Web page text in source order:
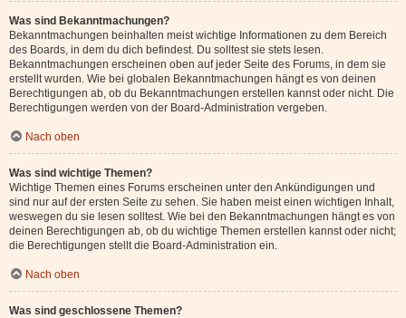
Was sind Bekanntmachungen?
Bekanntmachungen beinhalten meist wichtige Informationen zu dem Bereich
des Boards, in dem du dich befindest. Du solltest sie stets lesen.
Bekanntmachungen erscheinen oben auf jeder Seite des Forums, in dem sie
erstellt wurden. Wie bei globalen Bekanntmachungen hängt es von deinen
Berechtigungen ab, ob du Bekanntmachungen erstellen kannst oder nicht. Die
Berechtigungen werden von der Board-Administration vergeben.
Nach oben
Was sind wichtige Themen?
Wichtige Themen eines Forums erscheinen unter den Ankündigungen und
sind nur auf der ersten Seite zu sehen. Sie haben meist einen wichtigen Inhalt,
weswegen du sie lesen solltest. Wie bei den Bekanntmachungen hängt es von
deinen Berechtigungen ab, ob du wichtige Themen erstellen kannst oder nicht;
die Berechtigungen stellt die Board-Administration ein.
Nach oben
Was sind geschlossene Themen?